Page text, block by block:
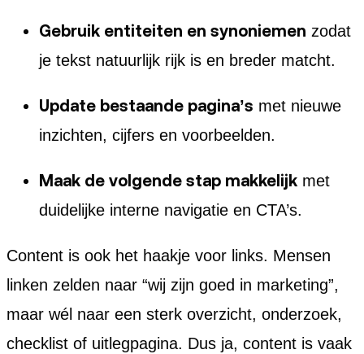
Gebruik entiteiten en synoniemen zodat
je tekst natuurlijk rijk is en breder matcht.
Update bestaande pagina’s met nieuwe
inzichten, cijfers en voorbeelden.
Maak de volgende stap makkelijk met
duidelijke interne navigatie en CTA’s.
Content is ook het haakje voor links. Mensen
linken zelden naar “wij zijn goed in marketing”,
maar wél naar een sterk overzicht, onderzoek,
checklist of uitlegpagina. Dus ja, content is vaak